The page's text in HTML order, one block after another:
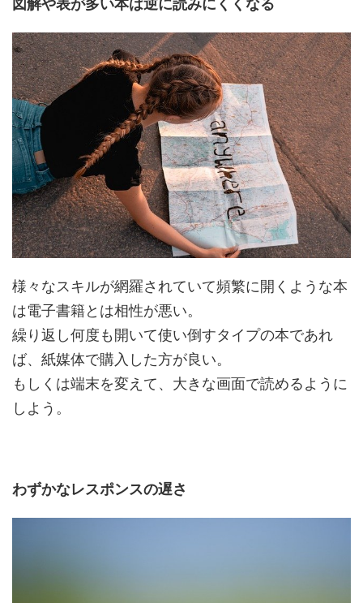
図解や表が多い本は逆に読みにくくなる
様々なスキルが網羅されていて頻繁に開くような本
は電子書籍とは相性が悪い。
繰り返し何度も開いて使い倒すタイプの本であれ
ば、紙媒体で購入した方が良い。
もしくは端末を変えて、大きな画面で読めるように
しよう。
わずかなレスポンスの遅さ